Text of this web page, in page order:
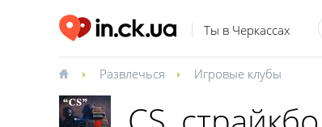
Ты в Черкассах
Развлечься Игровые клубы